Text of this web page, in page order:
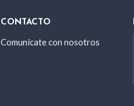
CONTACTO
Comunícate con nosotros